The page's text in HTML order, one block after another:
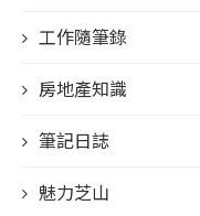
工作隨筆錄
房地產知識
筆記日誌
魅力芝山